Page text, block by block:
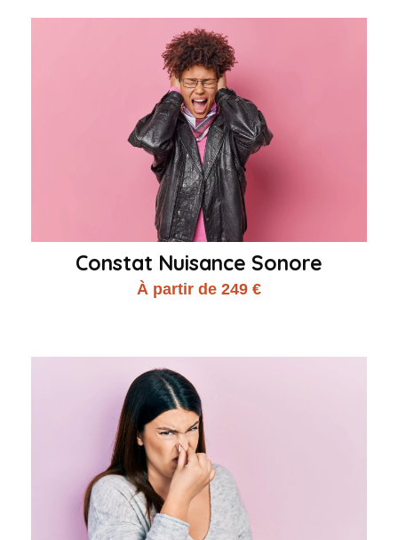
Constat Nuisance Sonore
À partir de 249 €